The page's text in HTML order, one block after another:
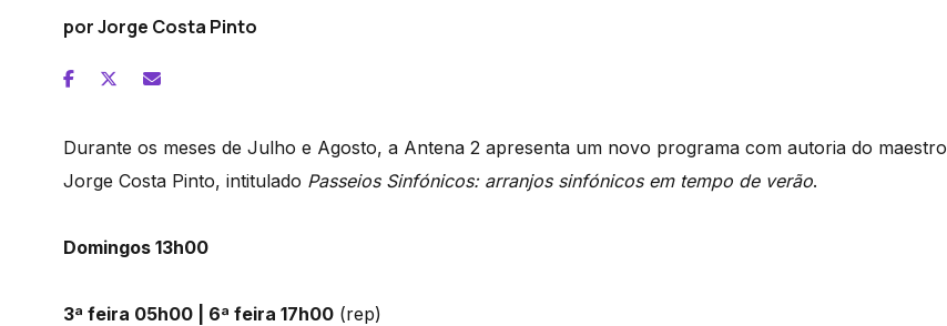
por Jorge Costa Pinto
Durante os meses de Julho e Agosto, a Antena 2 apresenta um novo programa com autoria do maestro
Jorge Costa Pinto, intitulado Passeios Sinfónicos: arranjos sinfónicos em tempo de verão.
Domingos 13h00
3ª feira 05h00 | 6ª feira 17h00 (rep)